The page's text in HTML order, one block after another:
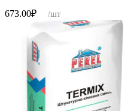
673.00₽ /шт